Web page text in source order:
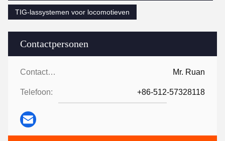
Contactpersonen
Contactpersonen: Mr. Ruan
Telefoon: +86-512-57328118
TIG-lassystemen voor locomotieven